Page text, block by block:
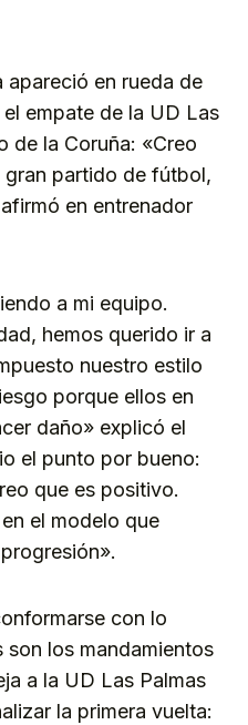
apareció en rueda de
empate de la UD Las
de la Coruña: «Creo
gran partido de fútbol,
en entrenador
a mi equipo.
hemos querido ir a
nuestro estilo
porque ellos en
daño» explicó el
el punto por bueno:
que es positivo.
el modelo que
con lo
son los mandamientos
a la UD Las Palmas
la primera vuelta: